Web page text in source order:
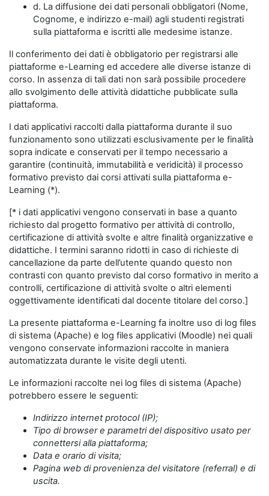
d. La diffusione dei dati personali obbligatori (Nome,
Cognome, e indirizzo e-mail) agli studenti registrati
sulla piattaforma e iscritti alle medesime istanze.
Il conferimento dei dati è obbligatorio per registrarsi alle
piattaforme e-Learning ed accedere alle diverse istanze di
corso. In assenza di tali dati non sarà possibile procedere
allo svolgimento delle attività didattiche pubblicate sulla
piattaforma.
I dati applicativi raccolti dalla piattaforma durante il suo
funzionamento sono utilizzati esclusivamente per le finalità
sopra indicate e conservati per il tempo necessario a
garantire (continuità, immutabilità e veridicità) il processo
formativo previsto dai corsi attivati sulla piattaforma e-
Learning (*).
[* i dati applicativi vengono conservati in base a quanto
richiesto dal progetto formativo per attività di controllo,
certificazione di attività svolte e altre finalità organizzative e
didattiche. I termini saranno ridotti in caso di richieste di
cancellazione da parte dell’utente quando questo non
contrasti con quanto previsto dal corso formativo in merito a
controlli, certificazione di attività svolte o altri elementi
oggettivamente identificati dal docente titolare del corso.]
La presente piattaforma e-Learning fa inoltre uso di log files
di sistema (Apache) e log files applicativi (Moodle) nei quali
vengono conservate informazioni raccolte in maniera
automatizzata durante le visite degli utenti.
Le informazioni raccolte nei log files di sistema (Apache)
potrebbero essere le seguenti:
Indirizzo internet protocol (IP);
Tipo di browser e parametri del dispositivo usato per
connettersi alla piattaforma;
Data e orario di visita;
Pagina web di provenienza del visitatore (referral) e di
uscita.